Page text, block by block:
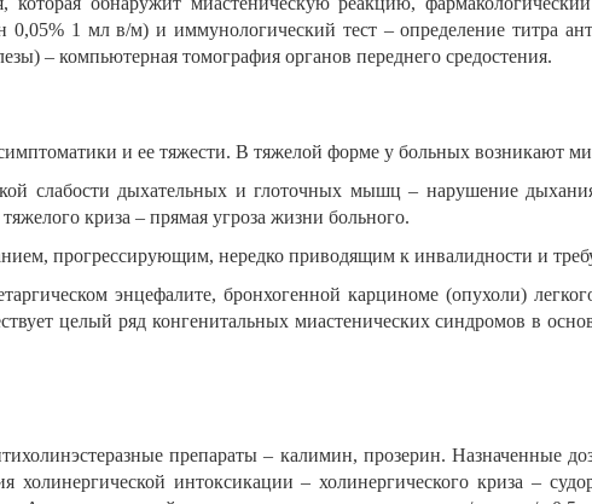
0,05% 1 мл в/м) и иммунологический тест – определение титра
– компьютерная томография органов переднего средостения.
и ее тяжести. В тяжелой форме у больных возникают
слабости дыхательных и глоточных мышц – нарушение
криза – прямая угроза жизни больного.
прогрессирующим, нередко приводящим к инвалидности и
энцефалите, бронхогенной карциноме (опухоли)
целый ряд конгенитальных миастенических синдромов в
препараты – калимин, прозерин. Назначенные
холинергической интоксикации – холинергического криза –